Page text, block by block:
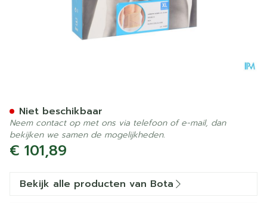
€ 101,89
Niet beschikbaar
Neem contact op met ons via telefoon of e-mail, dan
bekijken we samen de mogelijkheden.
Bekijk alle producten van Bota